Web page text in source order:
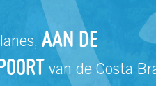
AAN DE
van de Costa